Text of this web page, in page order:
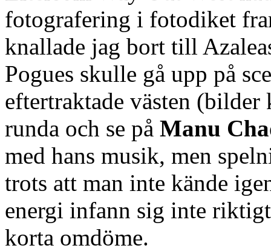
fotografering i fotodiket
knallade jag bort till
Pogues skulle gå upp på
eftertraktade västen (bilder
runda och se på Manu
med hans musik, men
trots att man inte kände
energi infann sig inte
korta omdöme.